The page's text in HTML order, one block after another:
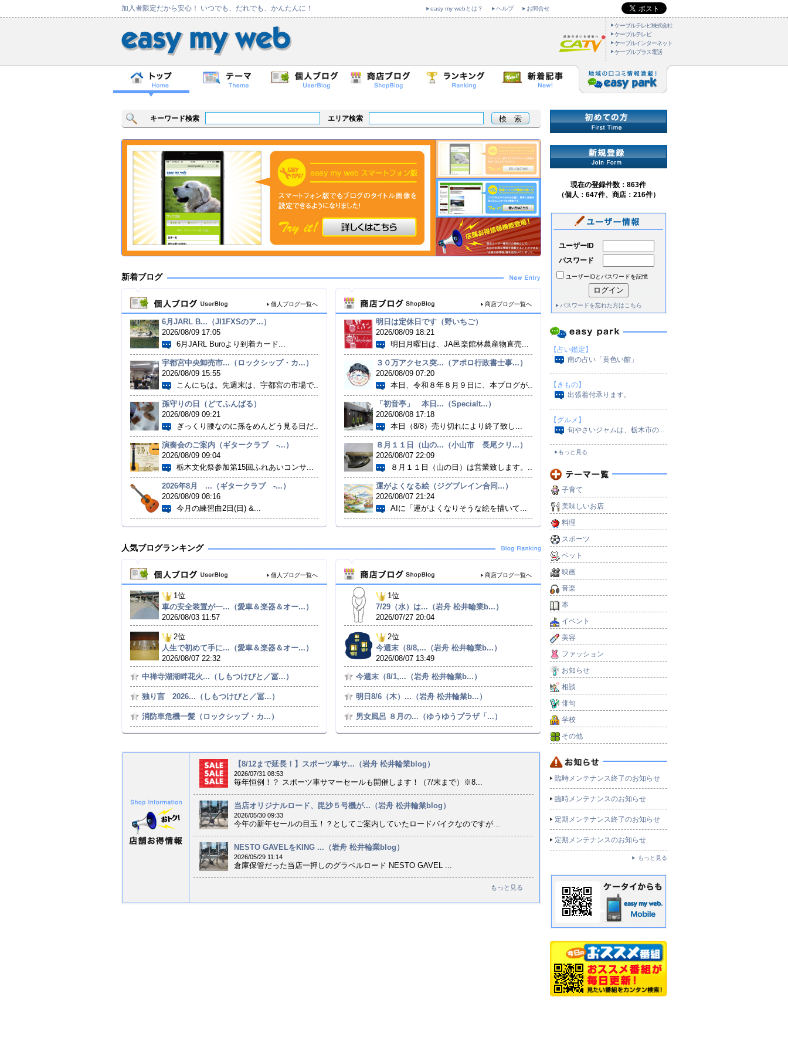
加入者限定だから安心！ いつでも、だれでも、かんたんに！ easy my webとは？ ヘルプ お問合せ
ケーブルテレビ株式会社
ケーブルテレビ
ケーブルインターネット
ケーブルプラス電話
キーワード検索 エリア検索
新着ブログ
個人ブログ一覧へ
6月JARL B...（JI1FXSのア...）
2026/08/09 17:05
6月JARL Buroより到着カード...
宇都宮中央卸売市...（ロックシップ・カ...）
2026/08/09 15:55
こんにちは。先週末は、宇都宮の市場で...
孫守りの日（どてふんばる）
2026/08/09 09:21
ぎっくり腰なのに孫をめんどう見る日だ...
演奏会のご案内（ギタークラブ -...）
2026/08/09 09:04
栃木文化祭参加第15回ふれあいコンサ...
2026年8月 ...（ギタークラブ -...）
2026/08/09 08:16
今月の練習曲2日(日) &...
商店ブログ一覧へ
明日は定休日です（野いちご）
2026/08/09 18:21
明日月曜日は、JA邑楽館林農産物直売...
３０万アクセス突...（アポロ行政書士事...）
2026/08/09 07:20
本日、令和８年８月９日に、本ブログが...
「初音亭」 本日...（Specialt...）
2026/08/08 17:18
本日（8/8）売り切れにより終了致し...
８月１１日（山の...（小山市 長尾クリ...）
2026/08/07 22:09
８月１１日（山の日）は営業致します。...
運がよくなる絵（ジグブレイン合同...）
2026/08/07 21:24
AIに「運がよくなりそうな絵を描いて...
人気ブログランキング
個人ブログ一覧へ
1位
車の安全装置が一...（愛車＆楽器＆オー...）
2026/08/03 11:57
2位
人生で初めて手に...（愛車＆楽器＆オー...）
2026/08/07 22:32
中禅寺湖湖畔花火...（しもつけびと／冨...）
独り言 2026...（しもつけびと／冨...）
消防車危機一髪（ロックシップ・カ...）
商店ブログ一覧へ
1位
7/29（水）は...（岩舟 松井輪業b...）
2026/07/27 20:04
2位
今週末（8/8,...（岩舟 松井輪業b...）
2026/08/07 13:49
今週末（8/1,...（岩舟 松井輪業b...）
明日8/6（木）...（岩舟 松井輪業b...）
男女風呂 ８月の...（ゆうゆうプラザ「...）
【8/12まで延長！】スポーツ車サ...（岩舟 松井輪業blog）
2026/07/31 08:53
毎年恒例！？ スポーツ車サマーセールも開催します！（7/末まで）※8...
当店オリジナルロード、毘沙５号機が...（岩舟 松井輪業blog）
2026/05/30 09:33
今年の新年セールの目玉！？としてご案内していたロードバイクなのですが...
NESTO GAVELをKING ...（岩舟 松井輪業blog）
2026/05/29 11:14
倉庫保管だった当店一押しのグラベルロード NESTO GAVEL ...
もっと見る
現在の登録件数：863件
（個人：647件、商店：216件）
ユーザーID
パスワード
ユーザーIDとパスワードを記憶
パスワードを忘れた方はこちら
【占い鑑定】
南の占い「黄色い館」
【きもの】
出張着付承ります。
【グルメ】
旬やさいジャムは、栃木市の...
もっと見る
子育て
美味しいお店
料理
スポーツ
ペット
映画
音楽
本
イベント
美容
ファッション
お知らせ
相談
俳句
学校
その他
臨時メンテナンス終了のお知らせ
臨時メンテナンスのお知らせ
定期メンテナンス終了のお知らせ
定期メンテナンスのお知らせ
もっと見る